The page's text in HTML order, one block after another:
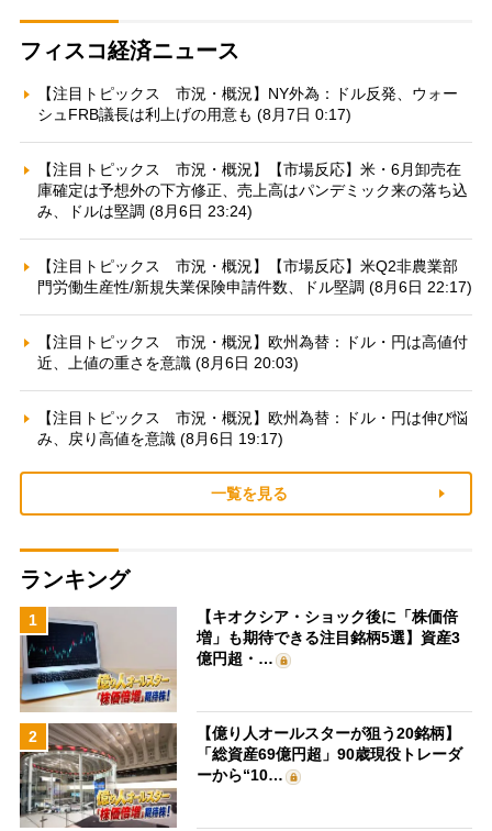
フィスコ経済ニュース
【注目トピックス 市況・概況】NY外為：ドル反発、ウォー
シュFRB議長は利上げの用意も (8月7日 0:17)
【注目トピックス 市況・概況】【市場反応】米・6月卸売在
庫確定は予想外の下方修正、売上高はパンデミック来の落ち込
み、ドルは堅調 (8月6日 23:24)
【注目トピックス 市況・概況】【市場反応】米Q2非農業部
門労働生産性/新規失業保険申請件数、ドル堅調 (8月6日 22:17)
【注目トピックス 市況・概況】欧州為替：ドル・円は高値付
近、上値の重さを意識 (8月6日 20:03)
【注目トピックス 市況・概況】欧州為替：ドル・円は伸び悩
み、戻り高値を意識 (8月6日 19:17)
一覧を見る
ランキング
1
【キオクシア・ショック後に「株価倍
増」も期待できる注目銘柄5選】資産3
億円超・…
2
【億り人オールスターが狙う20銘柄】
「総資産69億円超」90歳現役トレーダ
ーから“10…